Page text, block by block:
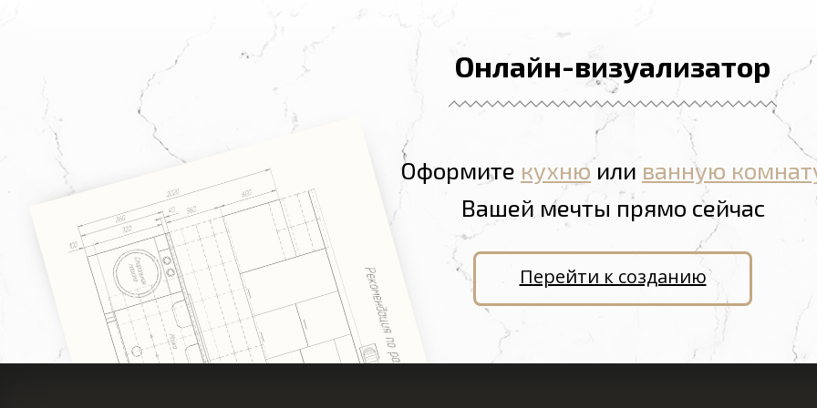
Онлайн-визуализатор
Оформите кухню или ванную
Вашей мечты прямо сейчас
Перейти к созданию